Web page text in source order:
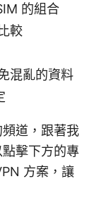
的組合
較
混亂的資料
道，跟著我
擊下方的專
方案，讓